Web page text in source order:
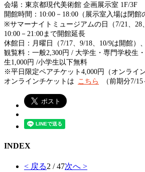
会場：東京都現代美術館 企画展示室 1F/3F
開館時間：10:00－18:00（展示室入場は閉館
※サマーナイトミュージアムの日（7/21、28
10:00－21:00まで開館延長
休館日：月曜日（7/17、9/18、10/9は開館）
観覧料：一般2,300円 / 大学生・専門学校生
生1,000円 /小学生以下無料
※平日限定ペアチケット4,000円（オンライン
オンラインチケットは こちら （前期分7/15
INDEX
< 戻る2 / 47次へ >